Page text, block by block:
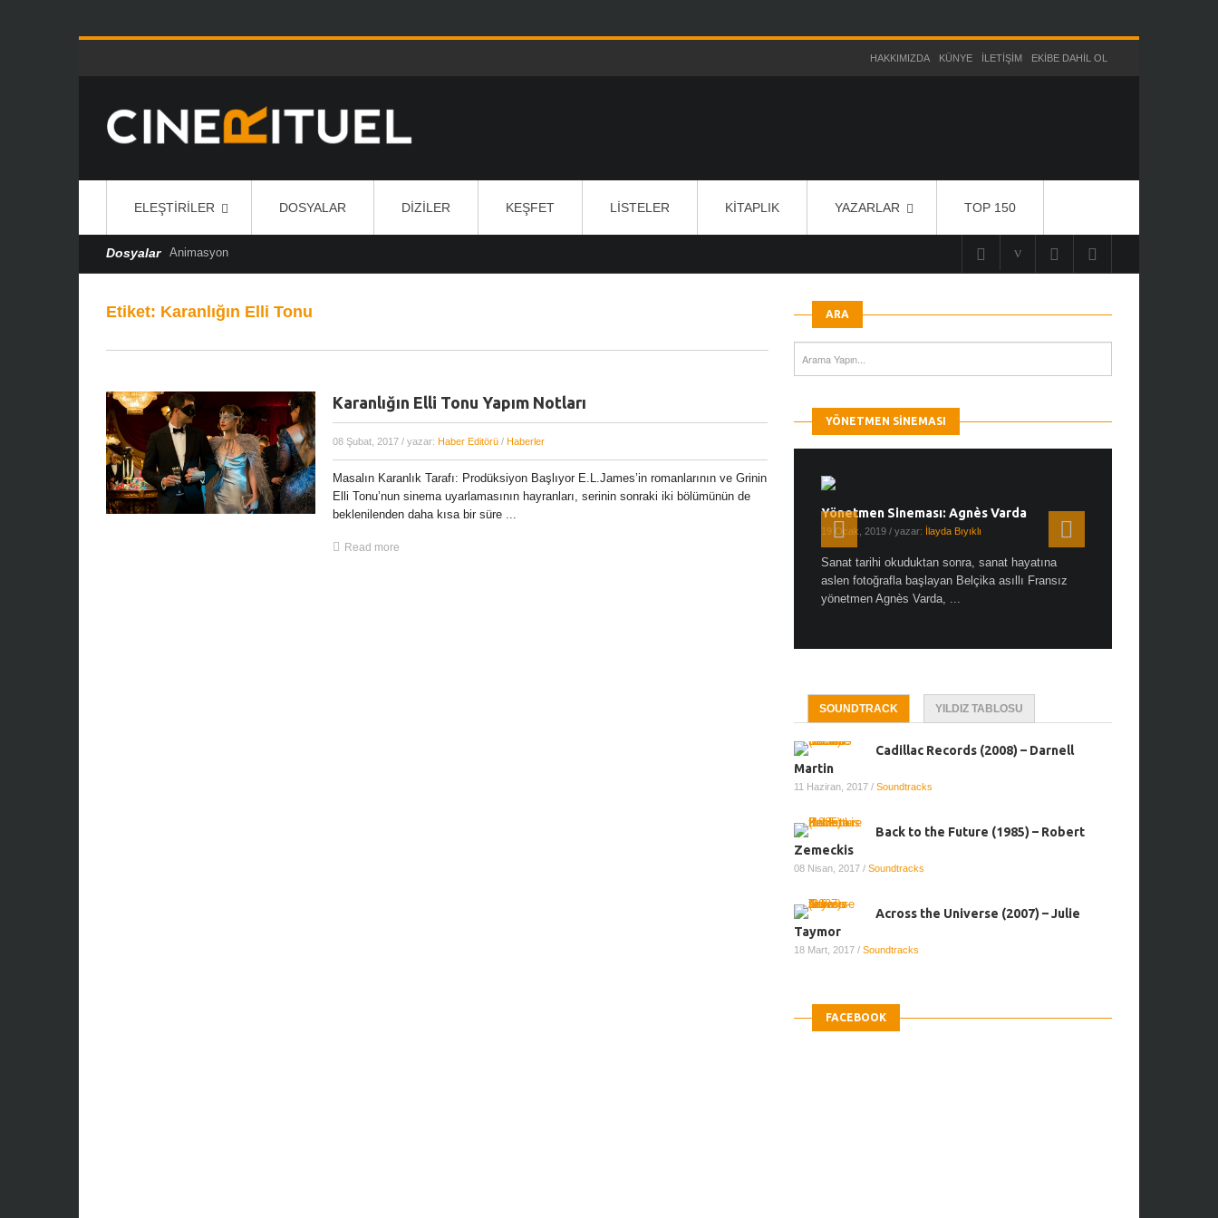
HAKKIMIZDA KÜNYE İLETIŞIM EKIBE DAHIL OL
ELEŞTIRILER DOSYALAR DIZILER KEŞFET LISTELER KITAPLIK YAZARLAR TOP 150
Dosyalar Animasyon
Etiket: Karanlığın Elli Tonu
Karanlığın Elli Tonu Yapım Notları
08 Şubat, 2017 / yazar: Haber Editörü/ Haberler
Masalın Karanlık Tarafı: Prodüksiyon Başlıyor E.L.James’in romanlarının ve Grinin
Elli Tonu’nun sinema uyarlamasının hayranları, serinin sonraki iki bölümünün de
beklenilenden daha kısa bir süre ...
Read more
ARA
YÖNETMEN SINEMASI
Yönetmen Sineması: Agnès Varda
19 Ocak, 2019 / yazar: İlayda Bıyıklı
Sanat tarihi okuduktan sonra, sanat hayatına
aslen fotoğrafla başlayan Belçika asıllı Fransız
yönetmen Agnès Varda, ...
Yönetmen
SOUNDTRACK YILDIZ TABLOSU
Cadillac Records (2008) – Darnell
Martin
11 Haziran, 2017 / Soundtracks
Back to the Future (1985) – Robert
Zemeckis
08 Nisan, 2017 / Soundtracks
Across the Universe (2007) – Julie
Taymor
18 Mart, 2017 / Soundtracks
FACEBOOK